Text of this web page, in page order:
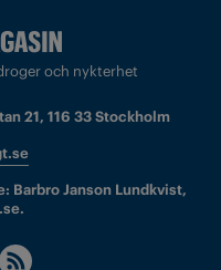
och nykterhet
21, 116 33 Stockholm
Barbro Janson Lundkvist,